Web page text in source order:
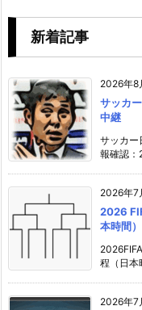
新着記事
2026年8
サッカ
中継
サッカー
報確認
2026年7
2026
本時間）
程（日本
2026年7